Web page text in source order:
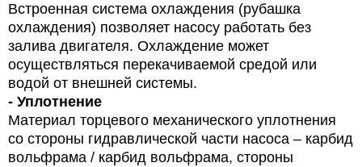
Встроенная система охлаждения (рубашка
охлаждения) позволяет насосу работать без
залива двигателя. Охлаждение может
осуществляться перекачиваемой средой или
водой от внешней системы.
- Уплотнение
Материал торцевого механического уплотнения
со стороны гидравлической части насоса – карбид
вольфрама / карбид вольфрама, стороны